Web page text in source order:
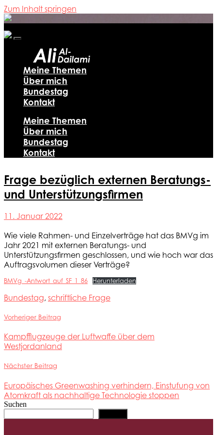
Zum Inhalt springen
Ali
Dailami
Mobile-
ein-/ausblenden
Meine Themen
Über mich
Bundestag
Kontakt
Meine Themen
Über mich
Bundestag
Kontakt
Frage bezüglich externen Beratungs-
und Unterstützungsfirmen
11. Januar 2022
Wie viele Rahmen- und Einzelverträge hat das BMVg im
Jahr 2021 mit externen Beratungs- und
Unterstützungsfirmen geschlossen, und wie hoch war das
Auftragsvolumen dieser Verträge?
BMVg_-Antwort_auf_SF_1_86 Herunterladen
Bundestag, schriftliche Frage
Vorheriger Beitrag
Kampfflugzeuge der Luftwaffe über dem
Westjordanland
Nächster Beitrag
Europäisches Greenwashing verhindern, Einstufung von
Atomkraft als nachhaltige Technologie stoppen
Suchen